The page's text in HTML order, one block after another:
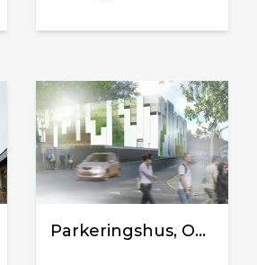
Parkeringshus, Odense Universitetshospital